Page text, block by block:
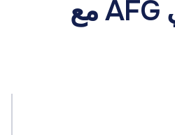
التوظيف في AFG مع